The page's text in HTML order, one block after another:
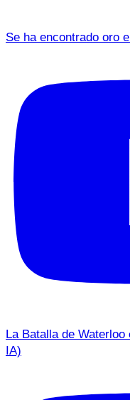
Se ha encontrado oro
La Batalla de
IA)